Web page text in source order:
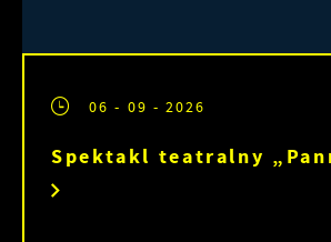
06 - 09 - 2026
Spektakl teatralny